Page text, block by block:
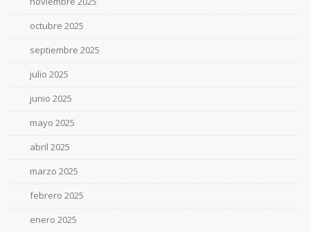
octubre 2025
septiembre 2025
julio 2025
junio 2025
mayo 2025
abril 2025
marzo 2025
febrero 2025
enero 2025